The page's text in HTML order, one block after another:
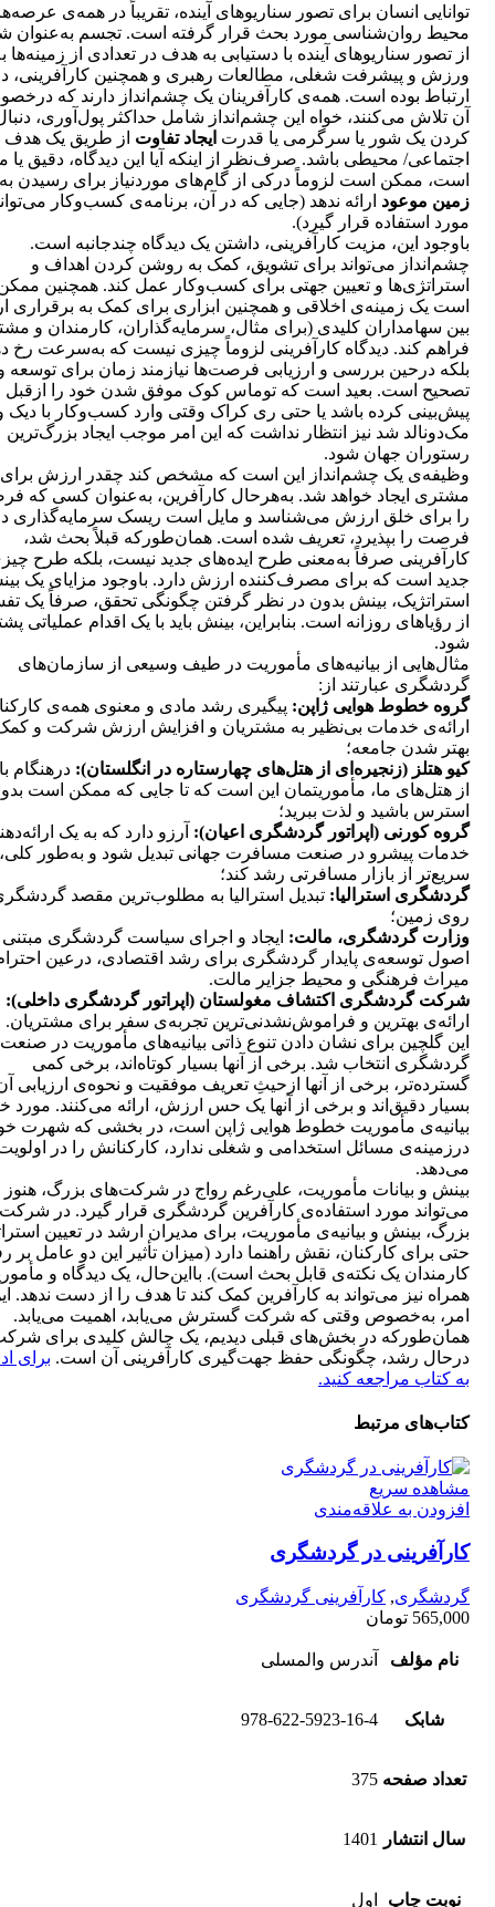
توانایی انسان برای تصور سناریوهای آینده، تقریباً در همه‌ی
محیط روان‌شناسی مورد بحث قرار گرفته‌ است. تجسم ‌به‌عنوان
از تصور سناریوهای آینده با دستیابی به هدف در تعدادی از زمینه‌ها
ورزش و پیشرفت شغلی، مطالعات رهبری و همچنین کارآفرینی،
ارتباط بوده ‌است. همه‌ی کارآفرینان یک چشم‌انداز دارند که
آن تلاش می‌کنند، خواه این چشم‌انداز شامل حداکثر پول‌آوری،
کردن یک شور یا سرگرمی یا قدرت ایجاد تفاوت از طریق یک هدف
اجتماعی/ محیطی باشد. صرف‌نظر از اینکه آیا این دیدگاه، دقیق یا
است، ممکن است لزوماً درکی از گام‌های موردنیاز برای رسیدن به
زمین موعود ارائه ندهد (جایی که در آن، برنامه‌ی کسب‌وکار
مورد استفاده قرار گیرد).
باوجود این، مزیت کارآفرینی، داشتن یک دیدگاه چندجانبه است.
چشم‌انداز می‌تواند برای تشویق، کمک به روشن کردن اهداف و
استراتژ‌ی‌ها و تعیین جهتی برای کسب‌وکار عمل کند. همچنین
است یک زمینه‌ی اخلاقی و همچنین ابزاری برای کمک به برقراری
بین سهامداران کلیدی (‌برای مثال، سرمایه‌گذاران، کارمندان و
فراهم کند. دیدگاه کارآفرینی لزوماً چیزی نیست که به‌سرعت رخ
بلکه درحین بررسی و ارزیابی فرصت‌ها نیازمند زمان برای توسعه
تصحیح است. بعید است که توماس کوک موفق شدن خود را ازقبل
پیش‌بینی کرده باشد یا حتی ری کراک وقتی وارد کسب‌وکار با دیک
مک‌دونالد شد نیز انتظار نداشت که این امر موجب ایجاد بزرگ‌ترین
رستوران جهان شود.
وظیفه‌ی یک چشم‌انداز این است که مشخص کند چقدر ارزش برای
مشتری ایجاد خواهد شد. به‌هرحال کارآفرین، ‌به‌عنوان کسی که
را برای خلق ارزش می‌شناسد و مایل است ریسک سرمایه‌گذاری
فرصت را بپذیرد، تعریف شده‌ است. همان‌طورکه ‌قبلاً بحث شد،
کارآفرینی صرفاً به‌معنی طرح ایده‌های جدید نیست، بلکه طرح
جدید است که برای مصرف‌کننده ارزش دارد. باوجود مزایای یک
استراتژیک، بینش بدون در نظر گرفتن چگونگی تحقق، صرفاً یک
از رؤیاهای روزانه است. بنابراین، بینش باید با یک اقدام عملیاتی
شود.
مثال‌هایی از بیانیه‌های ‌مأموریت در طیف وسیعی از سازمان‌های
گردشگری عبارتند از:
گروه خطوط هوایی ژاپن: پیگیری رشد مادی و معنوی همه‌ی
ارائه‌ی خدمات بی‌نظیر به مشتریان و افزایش ارزش شرکت و
بهتر شدن جامعه؛
کیو هتلز (زنجیره‌ای از هتل‌های چهارستاره در انگلستان): درهنگام
از ‌هتل‌های ما، ‌مأموریتمان این است که تا جایی که ممکن است
استرس باشید و لذت ببرید؛
گروه کورنی (اپراتور گردشگری اعیان): آرزو دارد که به یک
خدمات پیشرو در صنعت مسافرت جهانی تبدیل شود و به‌طور کلی،
سریع‌تر از بازار مسافرتی رشد کند؛
گردشگری استرالیا: تبدیل استرالیا به مطلوب‌ترین مقصد
روی زمین؛
وزارت گردشگری، مالت: ایجاد و اجرای سیاست گردشگری مبتنی
اصول توسعه‌ی پایدار گردشگری برای رشد اقتصادی، درعین
میراث فرهنگی و محیط جزایر مالت.
شرکت گردشگری اکتشاف مغولستان (اپراتور گردشگری داخلی):
ارائه‌ی بهترین و فراموش‌نشدنی‌ترین تجربه‌ی سفر برای مشتریان.
این گلچین برای نشان دادن تنوع ذاتی بیانیه‌های ‌مأموریت در صنعت
گردشگری انتخاب شد. برخی از آنها بسیار کوتاه‌اند، برخی کمی
گسترده‌تر، برخی از آنها ازحیثِ تعریف موفقیت و نحوه‌ی ارزیابی
بسیار دقیق‌اند و برخی از آنها یک حس ارزش،‌ ارائه می‌کنند. مورد
بیانیه‌ی‌ ‌مأموریت خطوط هوایی ژاپن است، در بخشی که شهرت
درزمینه‌ی مسائل استخدامی و شغلی ندارد، کارکنانش را در
می‌دهد.
بینش و بیانات ‌مأموریت، علی‌رغم رواج در ‌شرکت‌های بزرگ،
می‌تواند مورد استفاده‌ی کارآفرین گردشگری قرار گیرد. در
بزرگ، بینش و بیانیه‌ی ‌مأموریت، برای مدیران ارشد در تعیین
حتی برای کارکنان، نقش راهنما دارد (میزان تأثیر این دو عامل بر
کارمندان یک نکته‌ی قابل ‌بحث است). بااین‌حال، یک دیدگاه و
همراه نیز می‌تواند به کارآفرین کمک کند تا هدف را از دست ندهد.
امر، به‌خصوص وقتی که شرکت گسترش می‌یابد، اهمیت می‌یابد.
همان‌طورکه در بخش‌های قبلی دیدیم، یک چالش کلیدی برای
درحال رشد، چگونگی حفظ جهت‌گیری کارآفرینی آن است. برای
به کتاب مراجعه کنید.
کتاب‌های مرتبط
مشاهده سریع
افزودن به علاقه‌مندی
کارآفرینی در گردشگری
گردشگری, کارآفرینی گردشگری
565,000 تومان
نام مؤلف آندرس والمسلی
شابک 978-622-5923-16-4
تعداد صفحه 375
سال انتشار 1401
نوبت چاپ اول